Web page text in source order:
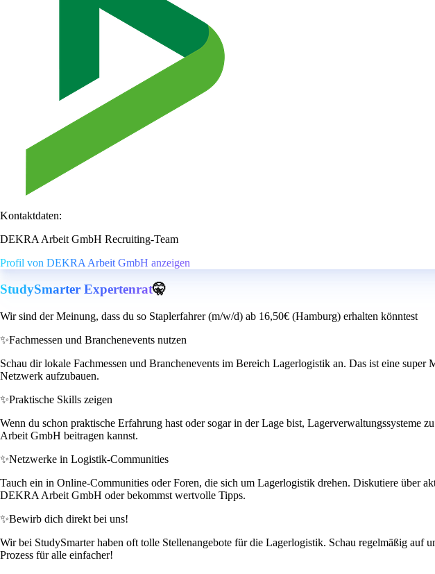
Kontaktdaten:
DEKRA Arbeit GmbH Recruiting-Team
Profil von DEKRA Arbeit GmbH anzeigen
StudySmarter Expertenrat🤫
Wir sind der Meinung, dass du so Staplerfahrer (m/w/d) ab 16,50€ (Hamburg) erhalten könntest
✨Fachmessen und Branchenevents nutzen
Schau dir lokale Fachmessen und Branchenevents im Bereich Lagerlogistik an. Das ist eine
Netzwerk aufzubauen.
✨Praktische Skills zeigen
Wenn du schon praktische Erfahrung hast oder sogar in der Lage bist,
Arbeit GmbH beitragen kannst.
✨Netzwerke in Logistik-Communities
Tauch ein in Online-Communities oder Foren, die sich um Lagerlogistik drehen. Diskutiere über
DEKRA Arbeit GmbH oder bekommst wertvolle Tipps.
✨Bewirb dich direkt bei uns!
Wir bei StudySmarter haben oft tolle Stellenangebote für die Lagerlogistik. Schau regelmäßig
Prozess für alle einfacher!